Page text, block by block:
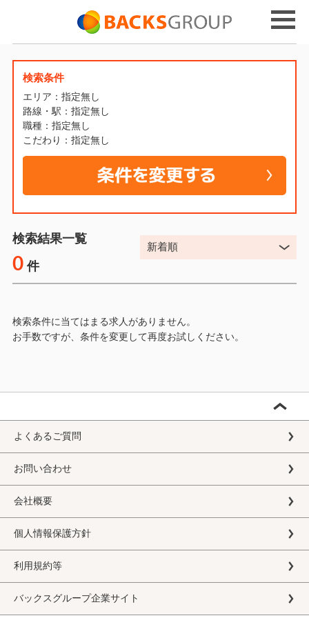
検索条件
エリア：指定無し
路線・駅：指定無し
職種：指定無し
こだわり：指定無し
検索結果一覧
0 件
検索条件に当てはまる求人がありません。
お手数ですが、条件を変更して再度お試しください。
よくあるご質問
お問い合わせ
会社概要
個人情報保護方針
利用規約等
バックスグループ企業サイト